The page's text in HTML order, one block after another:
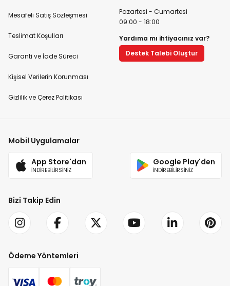
Mesafeli Satış Sözleşmesi
Teslimat Koşulları
Garanti ve İade Süreci
Kişisel Verilerin Korunması
Gizlilik ve Çerez Politikası
Pazartesi - Cumartesi
09:00 - 18:00
Yardıma mı ihtiyacınız var?
Destek Talebi Oluştur
Mobil Uygulamalar
App Store'dan
İNDİREBİLİRSİNİZ
Google Play'den
İNDİREBİLİRSİNİZ
Bizi Takip Edin
Ödeme Yöntemleri